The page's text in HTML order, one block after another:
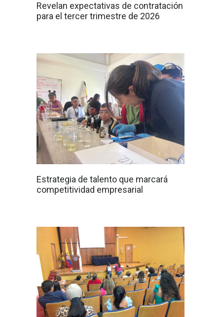
Revelan expectativas de contratación
para el tercer trimestre de 2026
Estrategia de talento que marcará
competitividad empresarial